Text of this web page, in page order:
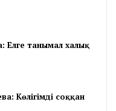
Елге танымал халық
Көлігімді соққан